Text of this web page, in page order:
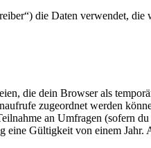
die Daten verwendet, die
die dein Browser als
zugeordnet werden
an Umfragen (sofern
Gültigkeit von einem